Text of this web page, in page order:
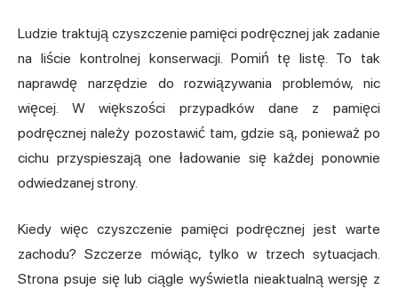
Ludzie traktują czyszczenie pamięci podręcznej jak zadanie
na liście kontrolnej konserwacji. Pomiń tę listę. To tak
naprawdę narzędzie do rozwiązywania problemów, nic
więcej. W większości przypadków dane z pamięci
podręcznej należy pozostawić tam, gdzie są, ponieważ po
cichu przyspieszają one ładowanie się każdej ponownie
odwiedzanej strony.
Kiedy więc czyszczenie pamięci podręcznej jest warte
zachodu? Szczerze mówiąc, tylko w trzech sytuacjach.
Strona psuje się lub ciągle wyświetla nieaktualną wersję z